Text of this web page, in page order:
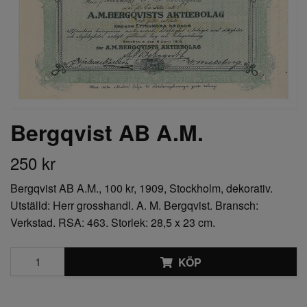
Bergqvist AB A.M.
250 kr
Bergqvist AB A.M., 100 kr, 1909, Stockholm, dekorativ.
Utställd: Herr grosshandl. A. M. Bergqvist. Bransch:
Verkstad. RSA: 463. Storlek: 28,5 x 23 cm.
KÖP